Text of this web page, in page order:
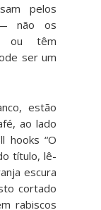
pelos
— não os
ou têm
ser um
estão
ao lado
hooks “O
título, lê-
escura
cortado
rabiscos